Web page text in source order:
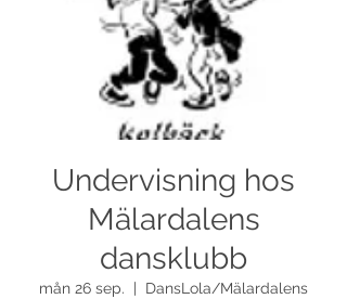
Undervisning hos
Mälardalens
dansklubb
mån 26 sep.
DansLola/Mälardalens